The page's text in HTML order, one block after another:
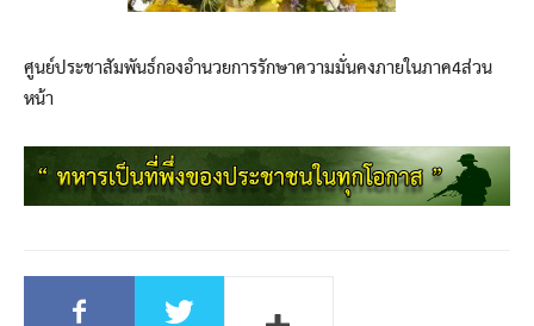
ศูนย์ประชาสัมพันธ์กองอำนวยการรักษาความมั่นคงภายในภาค4ส่วน
หน้า